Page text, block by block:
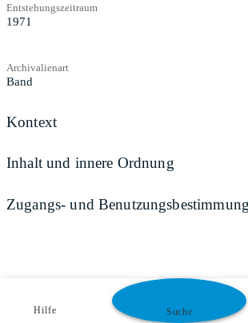
Entstehungszeitraum
1971
Archivalienart
Band
Kontext
Inhalt und innere Ordnung
Zugangs- und
Hilfe Suche